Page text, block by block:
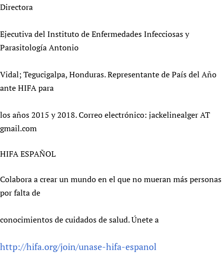
Directora
Ejecutiva del Instituto de Enfermedades Infecciosas y
Parasitología Antonio
Vidal; Tegucigalpa, Honduras. Representante de País del Año
ante HIFA para
los años 2015 y 2018. Correo electrónico: jackelinealger AT
gmail.com
HIFA ESPAÑOL
Colabora a crear un mundo en el que no mueran más personas
por falta de
conocimientos de cuidados de salud. Únete a
http://hifa.org/join/unase-hifa-espanol